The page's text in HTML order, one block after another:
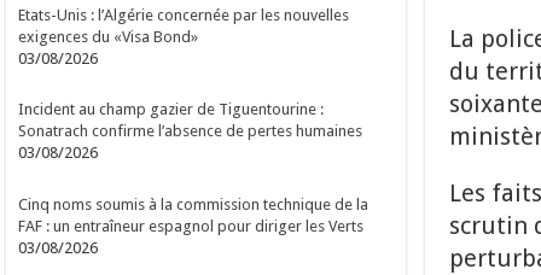
La
du
Les
scrutin
Etats-Unis : l’Algérie concernée par les nouvelles
exigences du «Visa Bond»
03/08/2026
Incident au champ gazier de Tiguentourine :
Sonatrach confirme l’absence de pertes humaines
03/08/2026
Cinq noms soumis à la commission technique de la
FAF : un entraîneur espagnol pour diriger les Verts
03/08/2026